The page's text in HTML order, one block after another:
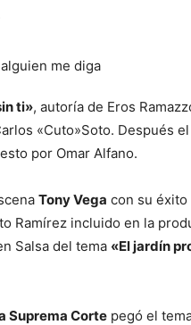
ti», autoría de Eros
«Cuto»Soto. Después
por Omar Alfano.
Tony Vega con su éxito
Ramírez incluido en la
Salsa del tema «El jardín
Suprema Corte pegó el